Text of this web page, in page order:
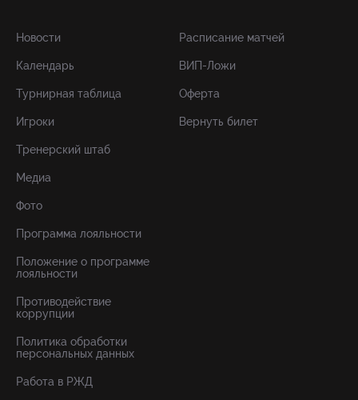
Новости
Календарь
Турнирная таблица
Игроки
Тренерский штаб
Медиа
Фото
Программа лояльности
Положение о программе
лояльности
Противодействие
коррупции
Политика обработки
персональных данных
Работа в РЖД
Расписание матчей
ВИП-Ложи
Оферта
Вернуть билет